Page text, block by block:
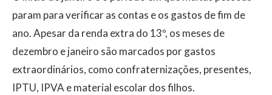
param para verificar as contas e os gastos de fim de
ano. Apesar da renda extra do 13º, os meses de
dezembro e janeiro são marcados por gastos
extraordinários, como confraternizações, presentes,
IPTU, IPVA e material escolar dos filhos.